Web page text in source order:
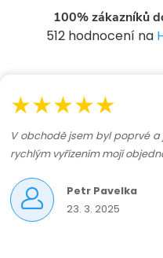
100% zákazníků
512 hodnocení na
★★★★★
V obchodě jsem byl poprvé
rychlým vyřízením mojí
Petr Pavelka
23. 3. 2025